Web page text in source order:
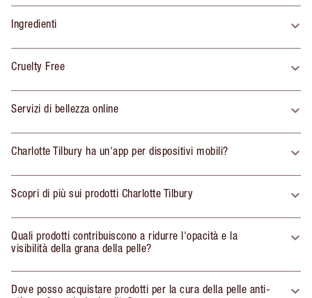
Ingredienti
Cruelty Free
Servizi di bellezza online
Charlotte Tilbury ha un'app per dispositivi mobili?
Scopri di più sui prodotti Charlotte Tilbury
Quali prodotti contribuiscono a ridurre l'opacità e la
visibilità della grana della pelle?
Dove posso acquistare prodotti per la cura della pelle anti-